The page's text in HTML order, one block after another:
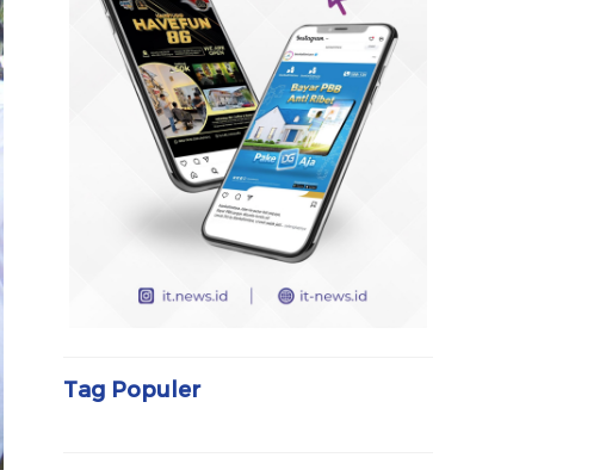
Tag Populer